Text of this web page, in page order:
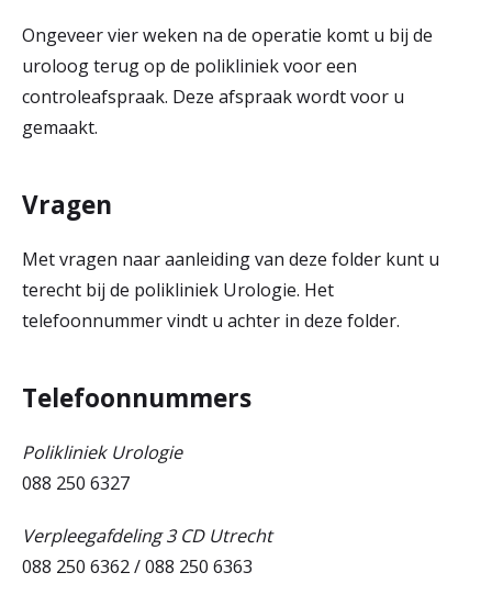
Ongeveer vier weken na de operatie komt u bij de
uroloog terug op de polikliniek voor een
controleafspraak. Deze afspraak wordt voor u
gemaakt.
Vragen
Met vragen naar aanleiding van deze folder kunt u
terecht bij de polikliniek Urologie. Het
telefoonnummer vindt u achter in deze folder.
Telefoonnummers
Polikliniek Urologie
088 250 6327
Verpleegafdeling 3 CD Utrecht
088 250 6362 / 088 250 6363